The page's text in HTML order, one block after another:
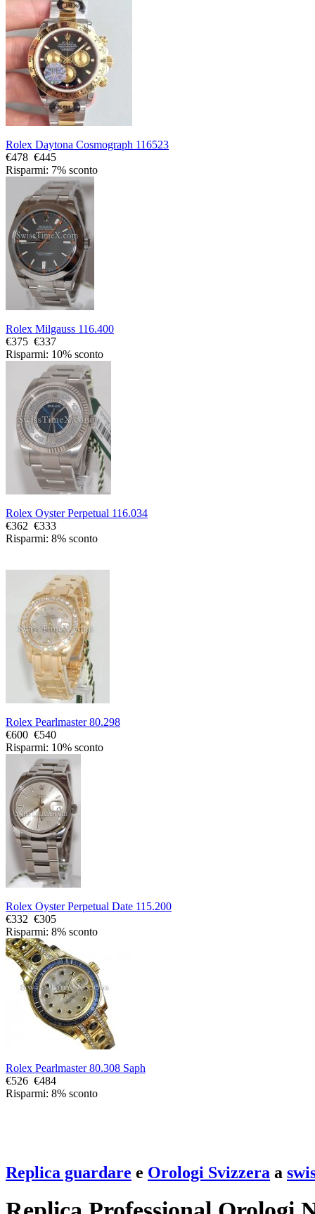
Rolex Daytona Cosmograph 116523
€478 €445
Risparmi: 7% sconto
Rolex Milgauss 116.400
€375 €337
Risparmi: 10% sconto
Rolex Oyster Perpetual 116.034
€362 €333
Risparmi: 8% sconto
Rolex Pearlmaster 80.298
€600 €540
Risparmi: 10% sconto
Rolex Oyster Perpetual Date 115.200
€332 €305
Risparmi: 8% sconto
Rolex Pearlmaster 80.308 Saph
€526 €484
Risparmi: 8% sconto
Replica guardare e Orologi Svizzera a